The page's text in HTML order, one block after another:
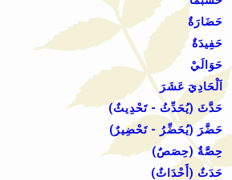
حَضَارَةٌ
حَفِيدَةٌ
حَوَالَيْ
اَلْحَادِيَ عَشَرَ
حَدَّثَ (يُحَدِّثُ - تَحْدِيثٌ)
حَضَّرَ (يُحَضِّرُ - تَحْضِيرٌ)
حِصَّةٌ (حِصَصٌ)
حَدَثٌ (أَحْدَاثٌ)